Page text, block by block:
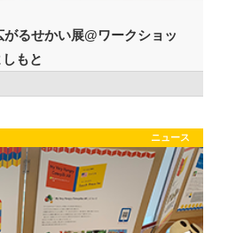
るせかい展@ワークショッ
もと
ニュース